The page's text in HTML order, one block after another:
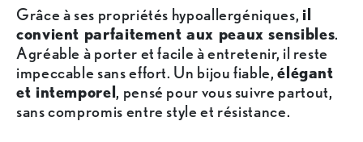
Grâce à ses propriétés hypoallergéniques, il
convient parfaitement aux peaux sensibles.
Agréable à porter et facile à entretenir, il reste
impeccable sans effort. Un bijou fiable,élégant
et intemporel, pensé pour vous suivre partout,
sans compromis entre style et résistance.